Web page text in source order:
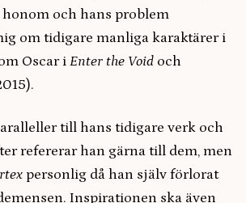
honom och hans problem
om tidigare manliga karaktärer i
Oscar i Enter the Void och
till hans tidigare verk och
refererar han gärna till dem, men
personlig då han själv förlorat
Inspirationen ska även